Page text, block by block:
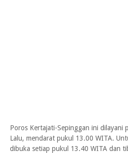
Poros Kertajati-Sepinggan ini dilayani
Lalu, mendarat pukul 13.00 WITA.
dibuka setiap pukul 13.40 WITA dan